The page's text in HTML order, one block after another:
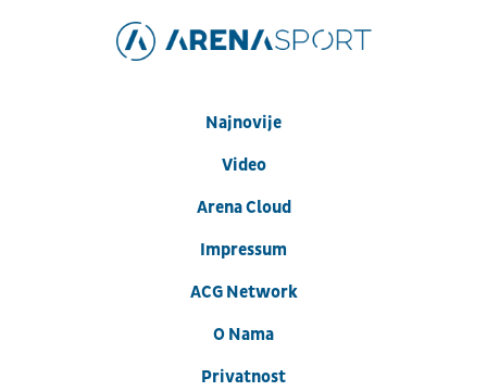
Najnovije
Video
Arena Cloud
Impressum
ACG Network
O Nama
Privatnost